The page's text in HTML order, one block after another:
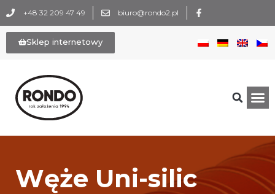
+48 32 209 47 49 biuro@rondo2.pl
Sklep internetowy
Węże Uni-silic